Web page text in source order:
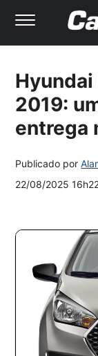
Hyundai
2019:
entrega
Publicado por
22/08/2025